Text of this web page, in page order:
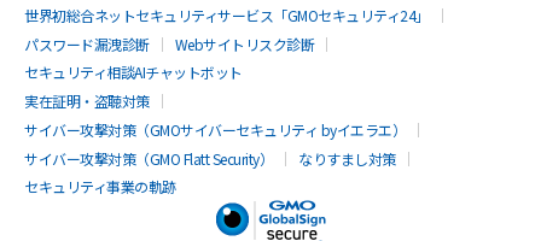
世界初総合ネットセキュリティサービス「GMOセキュリティ24」
パスワード漏洩診断
Webサイトリスク診断
セキュリティ相談AIチャットボット
実在証明・盗聴対策
サイバー攻撃対策（GMOサイバーセキュリティ byイエラエ）
サイバー攻撃対策（GMO Flatt Security）
なりすまし対策
セキュリティ事業の軌跡